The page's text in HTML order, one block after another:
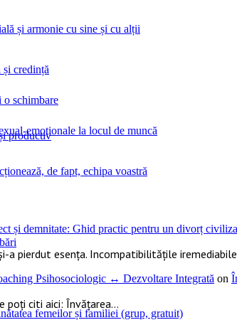
și armonie cu sine și cu alții
schimbare
productiv
de fapt, echipa voastră
femeilor și familiei (grup, gratuit)
credință
emoționale la locul de muncă
și demnitate: Ghid practic pentru un divorț
pierdut esența. Incompatibilitățile
Psihosociologic ↔ Dezvoltare Integrată on
poți citi aici: Învățarea...